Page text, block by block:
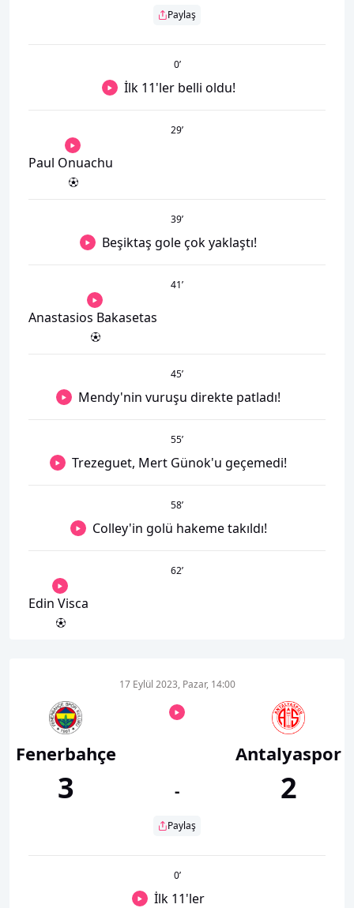
Paylaş
0’
İlk 11'ler belli oldu!
29’
Paul Onuachu
39’
Beşiktaş gole çok yaklaştı!
41’
Anastasios Bakasetas
45’
Mendy'nin vuruşu direkte patladı!
55’
Trezeguet, Mert Günok'u geçemedi!
58’
Colley'in golü hakeme takıldı!
62’
Edin Visca
Fenerbahçe
3
17 Eylül 2023, Pazar, 14:00
-
Paylaş
Antalyaspor
2
0’
İlk 11'ler